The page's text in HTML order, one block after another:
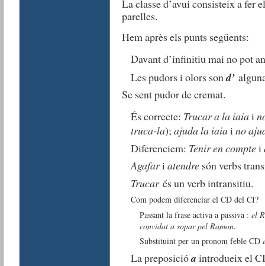
La classe d’avui consisteix a fer
parelles.
Hem après els punts següents:
Davant d’infinitiu mai no pot
Les pudors i olors sond’
Se sent pudor de cremat.
És correcte: Trucar a la iaiai
truca-la); ajuda la iaiaino
Diferenciem: Tenir en comptei
Agafariatendresón verbs
Trucarés un verb intransitiu.
Com podem diferenciar el CD del CI?
Passant la frase activa a passiva : el
convidat a sopar pel Ramon.
Substituint per un pronom feble CD
La preposicióa introdueix el